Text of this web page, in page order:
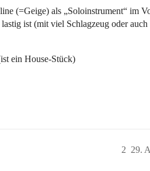
(=Geige) als „Soloinstrument“ im
ist (mit viel Schlagzeug oder
ein House-Stück)
29.
2